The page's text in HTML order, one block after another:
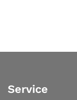
Service